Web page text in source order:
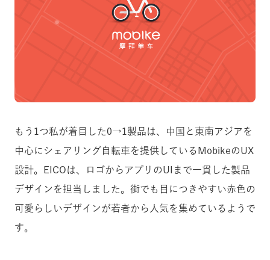
もう1つ私が着目した0→1製品は、中国と東南アジアを
中心にシェアリング自転車を提供しているMobikeのUX
設計。EICOは、ロゴからアプリのUIまで一貫した製品
デザインを担当しました。街でも目につきやすい赤色の
可愛らしいデザインが若者から人気を集めているようで
す。